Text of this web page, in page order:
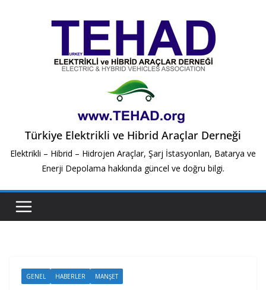
Türkiye Elektrikli ve Hibrid Araçlar Derneği
Elektrikli – Hibrid – Hidrojen Araçlar, Şarj İstasyonları, Batarya ve
Enerji Depolama hakkında güncel ve doğru bilgi.
GENEL HABERLER MANŞET